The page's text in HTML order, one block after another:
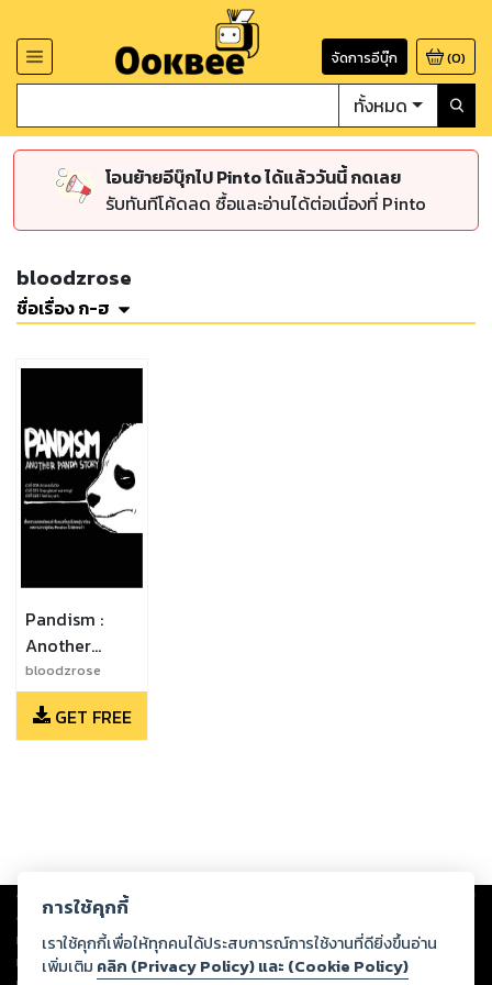
จัดการอีบุ๊ก (0)
ทั้งหมด
โอนย้ายอีบุ๊กไป Pinto ได้แล้ววันนี้ กดเลย
รับทันทีโค้ดลด ซื้อและอ่านได้ต่อเนื่องที่ Pinto
bloodzrose
ชื่อเรื่อง ก-ฮ
Pandism :
Another
panda story
ตัวที่ 006-
021-023
bloodzrose
GET FREE
Copyright © 2026
ต่อผลงานหรือเนื้อหาใดที่อัปโหลดผ่านเว็บไซต์และปรากฏว่าละเมิดสิทธิใน
ทรัพย์สินทางปัญญาของบุคคลอื่นหรือขัดต่อกฎหมายและศีลธรรม ดังนั้น ผู้อ่าน
ทุกท่านโปรดใช้วิจารณญาณในการกลั่นกรองด้วยตนเอง และหากท่านพบว่าส่วน
การใช้คุกกี้
เราใช้คุกกี้เพื่อให้ทุกคนได้ประสบการณ์การใช้งานที่ดียิ่งขึ้นอ่าน
เพิ่มเติม คลิก (Privacy Policy) และ (Cookie Policy)